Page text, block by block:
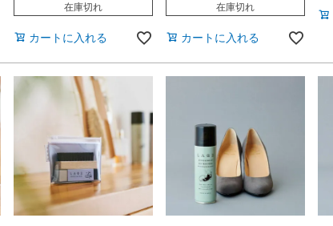
在庫切れ
カートに入れる
在庫切れ
カートに入れる